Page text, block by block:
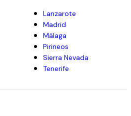
Lanzarote
Madrid
Málaga
Pirineos
Sierra Nevada
Tenerife